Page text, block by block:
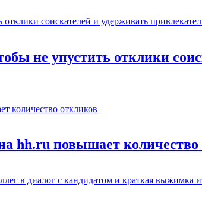
не упустить отклики
hh.ru повышает количество